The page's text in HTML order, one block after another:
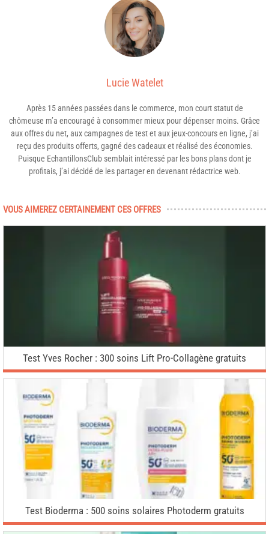
Lucie Watelet
Après 15 années passées dans le commerce, mon court statut de
chômeuse m’a encouragé à consommer mieux pour dépenser moins. Grâce
aux offres du net, aux campagnes de test et aux jeux-concours en ligne, j’ai
reçu des produits offerts, gagné des cadeaux et réalisé des économies.
Puisque EchantillonsClub semblait intéressé par les bons plans dont je
profitais, j’ai décidé de les partager en devenant rédactrice web.
VOUS AIMEREZ CERTAINEMENT CES OFFRES
Test Yves Rocher : 300 soins Lift Pro-Collagène gratuits
Test Bioderma : 500 soins solaires Photoderm gratuits